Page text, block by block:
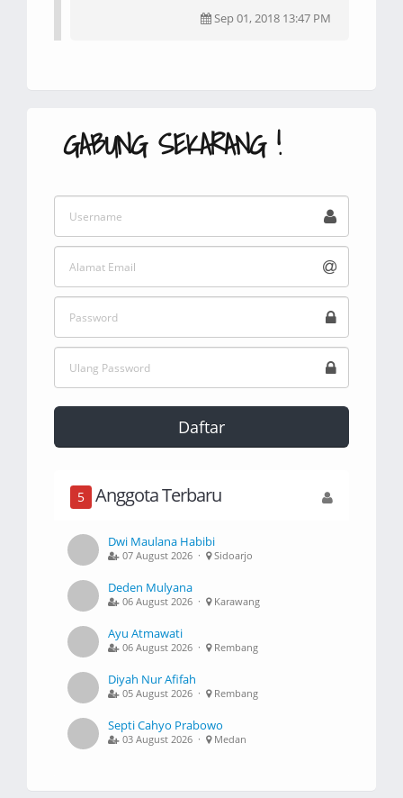
Sep 01, 2018 13:47 PM
GABUNG SEKARANG !
Daftar
5 Anggota Terbaru
Dwi Maulana Habibi
07 August 2026 · Sidoarjo
Deden Mulyana
06 August 2026 · Karawang
Ayu Atmawati
06 August 2026 · Rembang
Diyah Nur Afifah
05 August 2026 · Rembang
Septi Cahyo Prabowo
03 August 2026 · Medan